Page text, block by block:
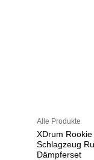
Alle Produkte
XDrum Rookie
Schlagzeug
Dämpferset